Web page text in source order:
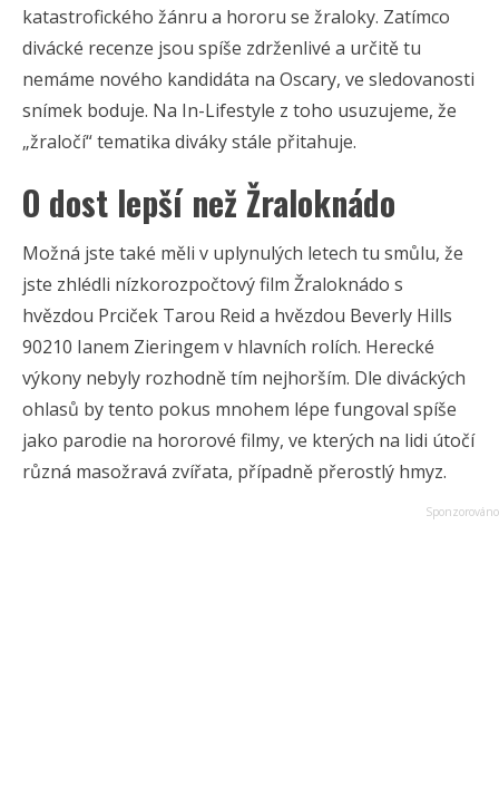
katastrofického žánru a hororu se žraloky. Zatímco
divácké recenze jsou spíše zdrženlivé a určitě tu
nemáme nového kandidáta na Oscary, ve sledovanosti
snímek boduje. Na In-Lifestyle z toho usuzujeme, že
„žraločí“ tematika diváky stále přitahuje.
O dost lepší než Žraloknádo
Možná jste také měli v uplynulých letech tu smůlu, že
jste zhlédli nízkorozpočtový film Žraloknádo s
hvězdou Prciček Tarou Reid a hvězdou Beverly Hills
90210 Ianem Zieringem v hlavních rolích. Herecké
výkony nebyly rozhodně tím nejhorším. Dle diváckých
ohlasů by tento pokus mnohem lépe fungoval spíše
jako parodie na hororové filmy, ve kterých na lidi útočí
různá masožravá zvířata, případně přerostlý hmyz.